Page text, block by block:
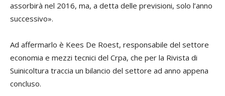
assorbirà nel 2016, ma, a detta delle previsioni, solo l’anno
successivo».
Ad affermarlo è Kees De Roest, responsabile del settore
economia e mezzi tecnici del Crpa, che per la Rivista di
Suinicoltura traccia un bilancio del settore ad anno appena
concluso.